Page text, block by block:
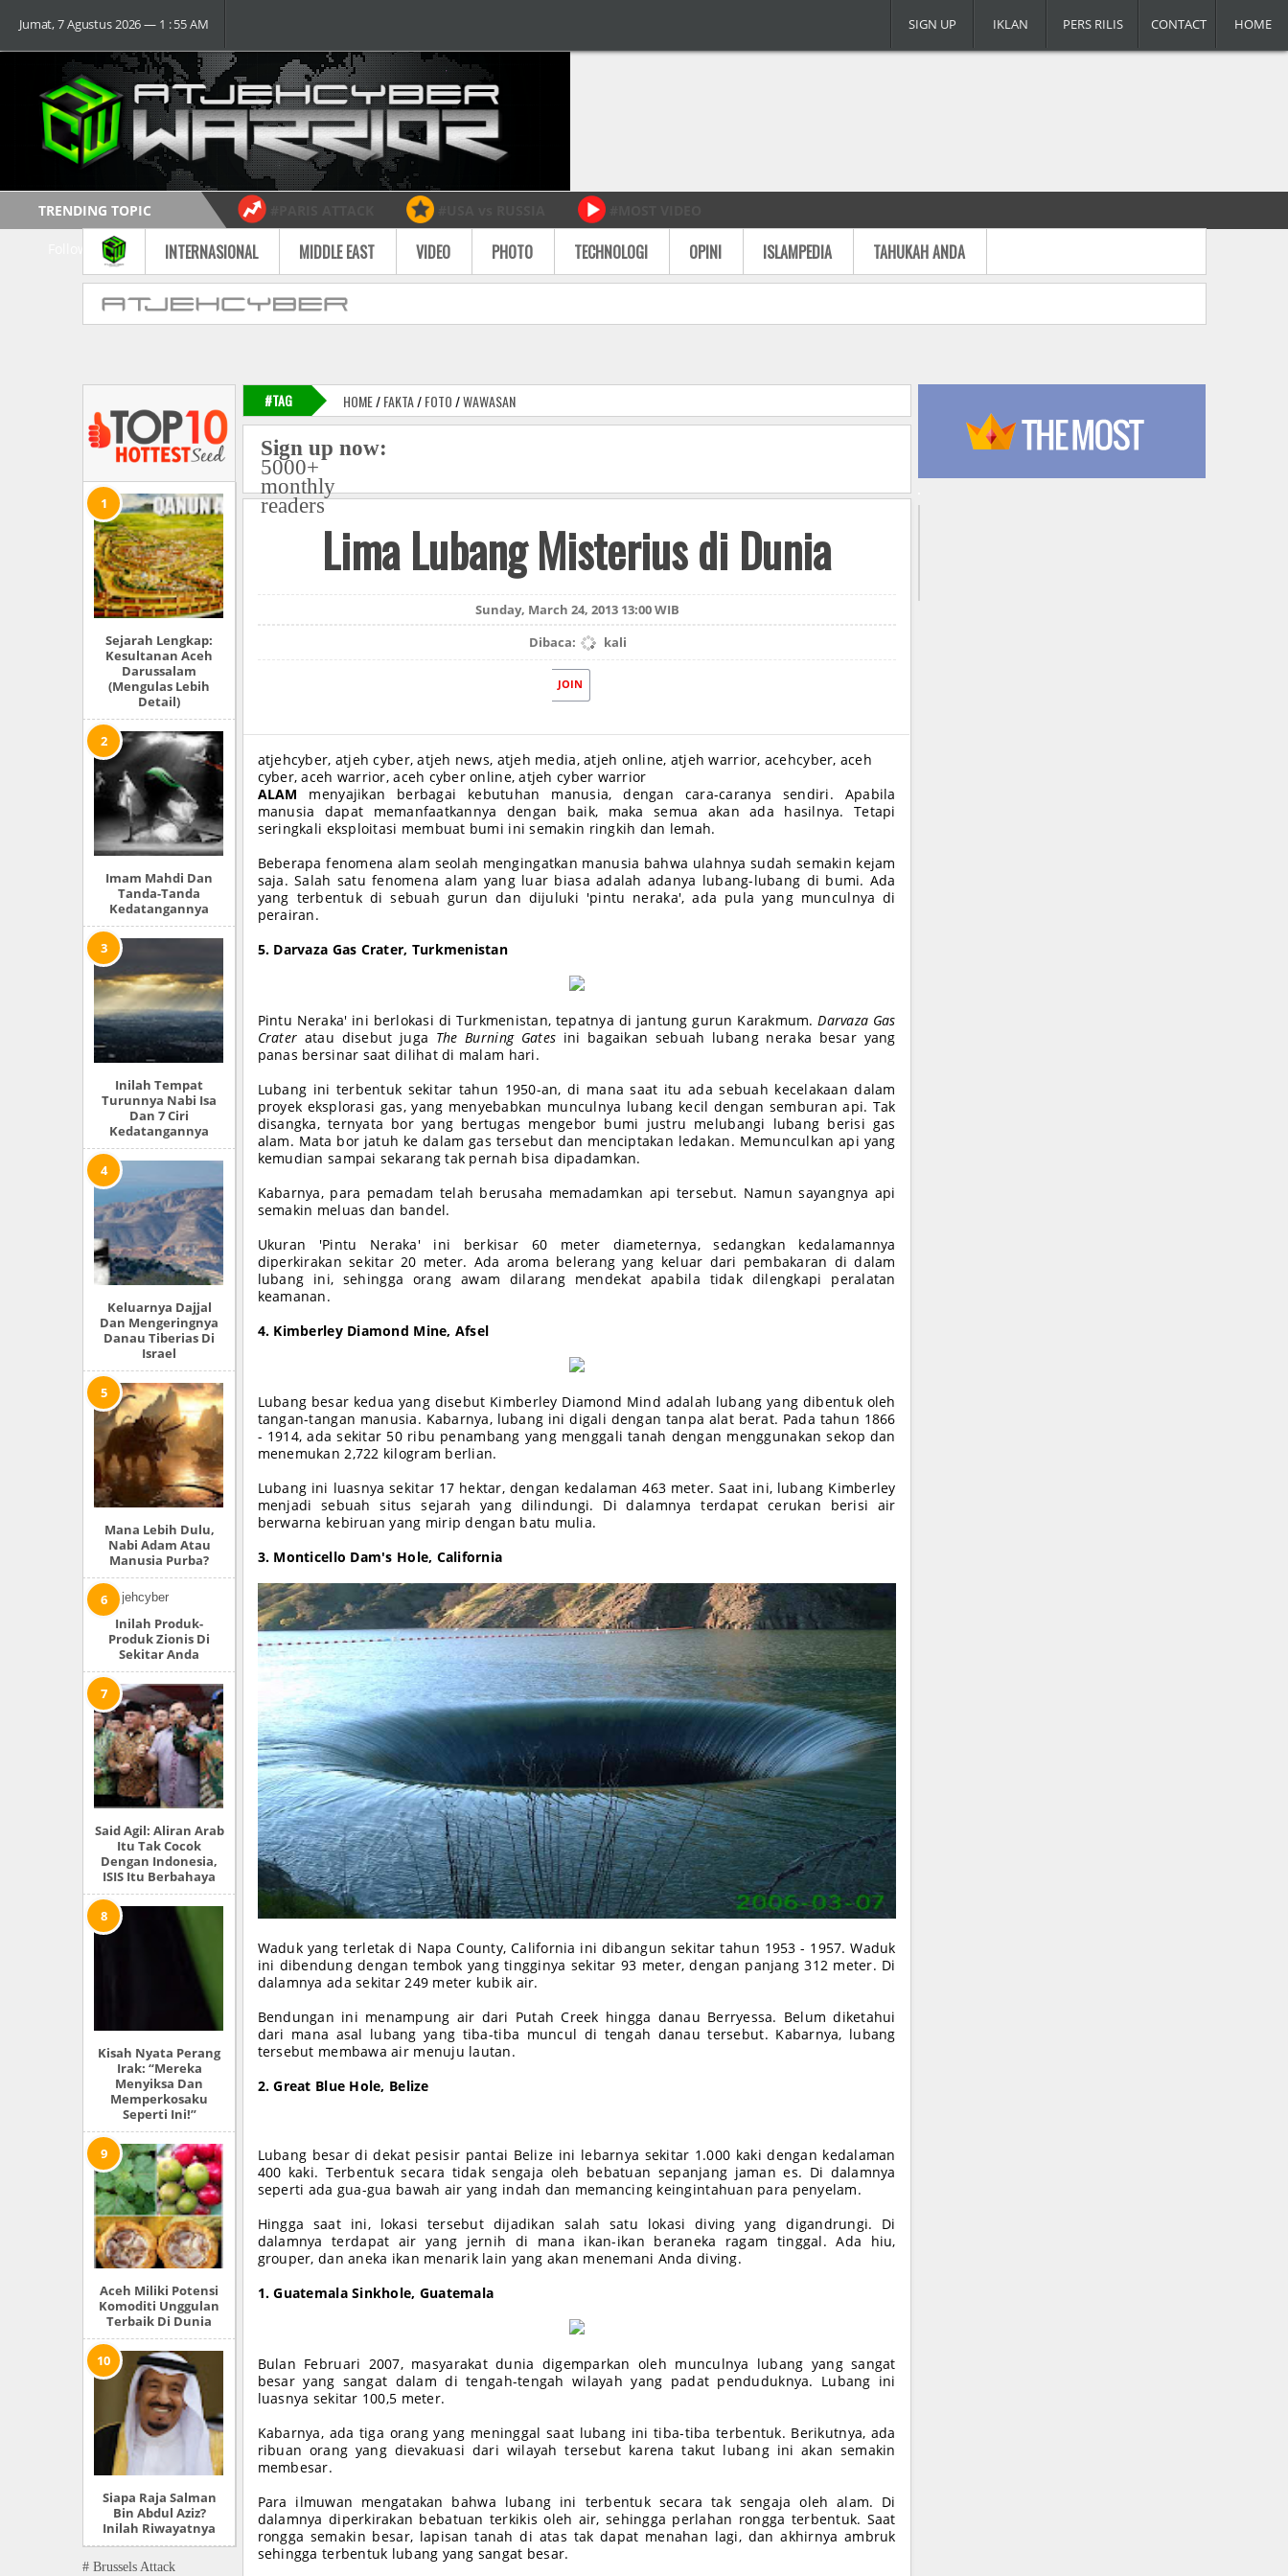
Jumat, 7 Agustus 2026 ― 1 : 55 AM HOME
CONTACT
PERS RILIS
IKLAN
SIGN UP
TRENDING TOPIC
INTERNASIONAL MIDDLE EAST VIDEO PHOTO TECHNOLOGI OPINI ISLAMPEDIA TAHUKAH ANDA
Sejarah Lengkap:
Kesultanan Aceh
Darussalam
(Mengulas Lebih
Detail)
Imam Mahdi Dan
Tanda-Tanda
Kedatangannya
Inilah Tempat
Turunnya Nabi Isa
Dan 7 Ciri
Kedatangannya
Keluarnya Dajjal
Dan Mengeringnya
Danau Tiberias Di
Israel
Mana Lebih Dulu,
Nabi Adam Atau
Manusia Purba?
Inilah Produk-
Produk Zionis Di
Sekitar Anda
Said Agil: Aliran Arab
Itu Tak Cocok
Dengan Indonesia,
ISIS Itu Berbahaya
Kisah Nyata Perang
Irak: “Mereka
Menyiksa Dan
Memperkosaku
Seperti Ini!”
Aceh Miliki Potensi
Komoditi Unggulan
Terbaik Di Dunia
Siapa Raja Salman
Bin Abdul Aziz?
Inilah Riwayatnya
# Brussels Attack
#TAG HOME/FAKTA/FOTO/WAWASAN
Sign up now:
5000+
monthly
readers
Lima Lubang Misterius di Dunia
Sunday, March 24, 2013 13:00 WIB
Dibaca:
kali
JOIN
atjehcyber, atjeh cyber, atjeh news, atjeh media, atjeh online, atjeh warrior, acehcyber, aceh
cyber, aceh warrior, aceh cyber online, atjeh cyber warrior
ALAM menyajikan berbagai kebutuhan manusia, dengan cara-caranya sendiri. Apabila
manusia dapat memanfaatkannya dengan baik, maka semua akan ada hasilnya. Tetapi
seringkali eksploitasi membuat bumi ini semakin ringkih dan lemah.
Beberapa fenomena alam seolah mengingatkan manusia bahwa ulahnya sudah semakin kejam
saja. Salah satu fenomena alam yang luar biasa adalah adanya lubang-lubang di bumi. Ada
yang terbentuk di sebuah gurun dan dijuluki 'pintu neraka', ada pula yang munculnya di
perairan.
5. Darvaza Gas Crater, Turkmenistan
Pintu Neraka' ini berlokasi di Turkmenistan, tepatnya di jantung gurun Karakmum.Darvaza Gas
Crater atau disebut juga The Burning Gates ini bagaikan sebuah lubang neraka besar yang
panas bersinar saat dilihat di malam hari.
Lubang ini terbentuk sekitar tahun 1950-an, di mana saat itu ada sebuah kecelakaan dalam
proyek eksplorasi gas, yang menyebabkan munculnya lubang kecil dengan semburan api. Tak
disangka, ternyata bor yang bertugas mengebor bumi justru melubangi lubang berisi gas
alam. Mata bor jatuh ke dalam gas tersebut dan menciptakan ledakan. Memunculkan api yang
kemudian sampai sekarang tak pernah bisa dipadamkan.
Kabarnya, para pemadam telah berusaha memadamkan api tersebut. Namun sayangnya api
semakin meluas dan bandel.
Ukuran 'Pintu Neraka' ini berkisar 60 meter diameternya, sedangkan kedalamannya
diperkirakan sekitar 20 meter. Ada aroma belerang yang keluar dari pembakaran di dalam
lubang ini, sehingga orang awam dilarang mendekat apabila tidak dilengkapi peralatan
keamanan.
4. Kimberley Diamond Mine, Afsel
Lubang besar kedua yang disebut Kimberley Diamond Mind adalah lubang yang dibentuk oleh
tangan-tangan manusia. Kabarnya, lubang ini digali dengan tanpa alat berat. Pada tahun 1866
- 1914, ada sekitar 50 ribu penambang yang menggali tanah dengan menggunakan sekop dan
menemukan 2,722 kilogram berlian.
Lubang ini luasnya sekitar 17 hektar, dengan kedalaman 463 meter. Saat ini, lubang Kimberley
menjadi sebuah situs sejarah yang dilindungi. Di dalamnya terdapat cerukan berisi air
berwarna kebiruan yang mirip dengan batu mulia.
3. Monticello Dam's Hole, California
Waduk yang terletak di Napa County, California ini dibangun sekitar tahun 1953 - 1957. Waduk
ini dibendung dengan tembok yang tingginya sekitar 93 meter, dengan panjang 312 meter. Di
dalamnya ada sekitar 249 meter kubik air.
Bendungan ini menampung air dari Putah Creek hingga danau Berryessa. Belum diketahui
dari mana asal lubang yang tiba-tiba muncul di tengah danau tersebut. Kabarnya, lubang
tersebut membawa air menuju lautan.
2. Great Blue Hole, Belize
Lubang besar di dekat pesisir pantai Belize ini lebarnya sekitar 1.000 kaki dengan kedalaman
400 kaki. Terbentuk secara tidak sengaja oleh bebatuan sepanjang jaman es. Di dalamnya
seperti ada gua-gua bawah air yang indah dan memancing keingintahuan para penyelam.
Hingga saat ini, lokasi tersebut dijadikan salah satu lokasi diving yang digandrungi. Di
dalamnya terdapat air yang jernih di mana ikan-ikan beraneka ragam tinggal. Ada hiu,
grouper, dan aneka ikan menarik lain yang akan menemani Anda diving.
1. Guatemala Sinkhole, Guatemala
Bulan Februari 2007, masyarakat dunia digemparkan oleh munculnya lubang yang sangat
besar yang sangat dalam di tengah-tengah wilayah yang padat penduduknya. Lubang ini
luasnya sekitar 100,5 meter.
Kabarnya, ada tiga orang yang meninggal saat lubang ini tiba-tiba terbentuk. Berikutnya, ada
ribuan orang yang dievakuasi dari wilayah tersebut karena takut lubang ini akan semakin
membesar.
Para ilmuwan mengatakan bahwa lubang ini terbentuk secara tak sengaja oleh alam. Di
dalamnya diperkirakan bebatuan terkikis oleh air, sehingga perlahan rongga terbentuk. Saat
rongga semakin besar, lapisan tanah di atas tak dapat menahan lagi, dan akhirnya ambruk
sehingga terbentuk lubang yang sangat besar.